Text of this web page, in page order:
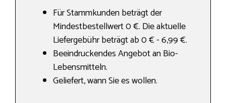
Für Stammkunden beträgt der
Mindestbestellwert 0 €. Die aktuelle
Liefergebühr beträgt ab 0 € - 6,99 €.
Beeindruckendes Angebot an Bio-
Lebensmitteln.
Geliefert, wann Sie es wollen.